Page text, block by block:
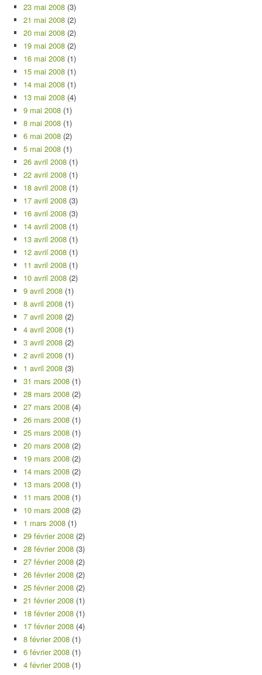
23 mai 2008 (3)
21 mai 2008 (2)
20 mai 2008 (2)
19 mai 2008 (2)
16 mai 2008 (1)
15 mai 2008 (1)
14 mai 2008 (1)
13 mai 2008 (4)
9 mai 2008 (1)
8 mai 2008 (1)
6 mai 2008 (2)
5 mai 2008 (1)
26 avril 2008 (1)
22 avril 2008 (1)
18 avril 2008 (1)
17 avril 2008 (3)
16 avril 2008 (3)
14 avril 2008 (1)
13 avril 2008 (1)
12 avril 2008 (1)
11 avril 2008 (1)
10 avril 2008 (2)
9 avril 2008 (1)
8 avril 2008 (1)
7 avril 2008 (2)
4 avril 2008 (1)
3 avril 2008 (2)
2 avril 2008 (1)
1 avril 2008 (3)
31 mars 2008 (1)
28 mars 2008 (2)
27 mars 2008 (4)
26 mars 2008 (1)
25 mars 2008 (1)
20 mars 2008 (2)
19 mars 2008 (2)
14 mars 2008 (2)
13 mars 2008 (1)
11 mars 2008 (1)
10 mars 2008 (2)
1 mars 2008 (1)
29 février 2008 (2)
28 février 2008 (3)
27 février 2008 (2)
26 février 2008 (2)
25 février 2008 (2)
21 février 2008 (1)
18 février 2008 (1)
17 février 2008 (4)
8 février 2008 (1)
6 février 2008 (1)
4 février 2008 (1)